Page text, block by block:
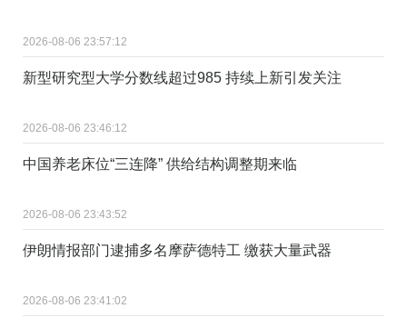
2026-08-06 23:57:12
新型研究型大学分数线超过985 持续上新引发关注
2026-08-06 23:46:12
中国养老床位“三连降” 供给结构调整期来临
2026-08-06 23:43:52
伊朗情报部门逮捕多名摩萨德特工 缴获大量武器
2026-08-06 23:41:02